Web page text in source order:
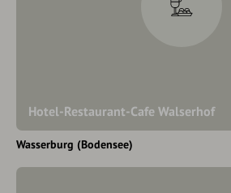
Hotel-Restaurant-Cafe Walserhof
Wasserburg (Bodensee)